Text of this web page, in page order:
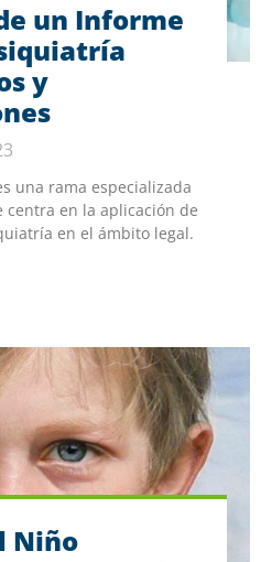
un Informe
y
una rama especializada
en la aplicación de
en el ámbito legal.
Niño